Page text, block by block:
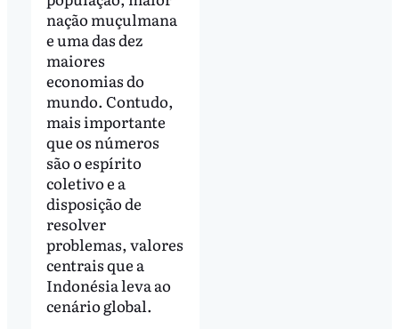
nação muçulmana
e uma das dez
maiores
economias do
mundo. Contudo,
mais importante
que os números
são o espírito
coletivo e a
disposição de
resolver
problemas, valores
centrais que a
Indonésia leva ao
cenário global.